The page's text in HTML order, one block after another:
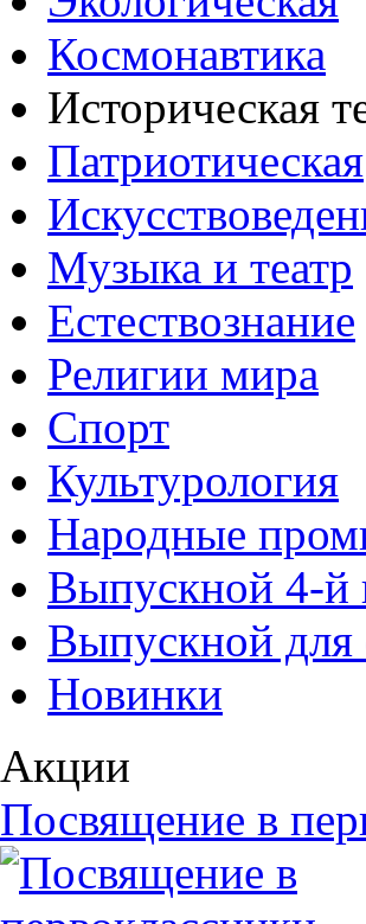
Космонавтика
Историческая
Патриотическая
Музыка и театр
Естествознание
Религии мира
Спорт
Культурология
Народные
Выпускной 4-й
Выпускной для
Новинки
Акции
Посвящение в